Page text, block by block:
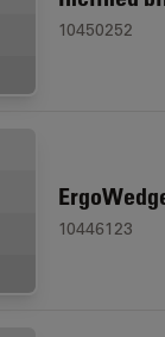
10450252
10446123